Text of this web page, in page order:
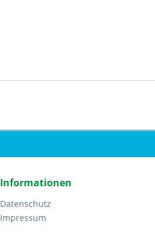
Informationen
Datenschutz
Impressum